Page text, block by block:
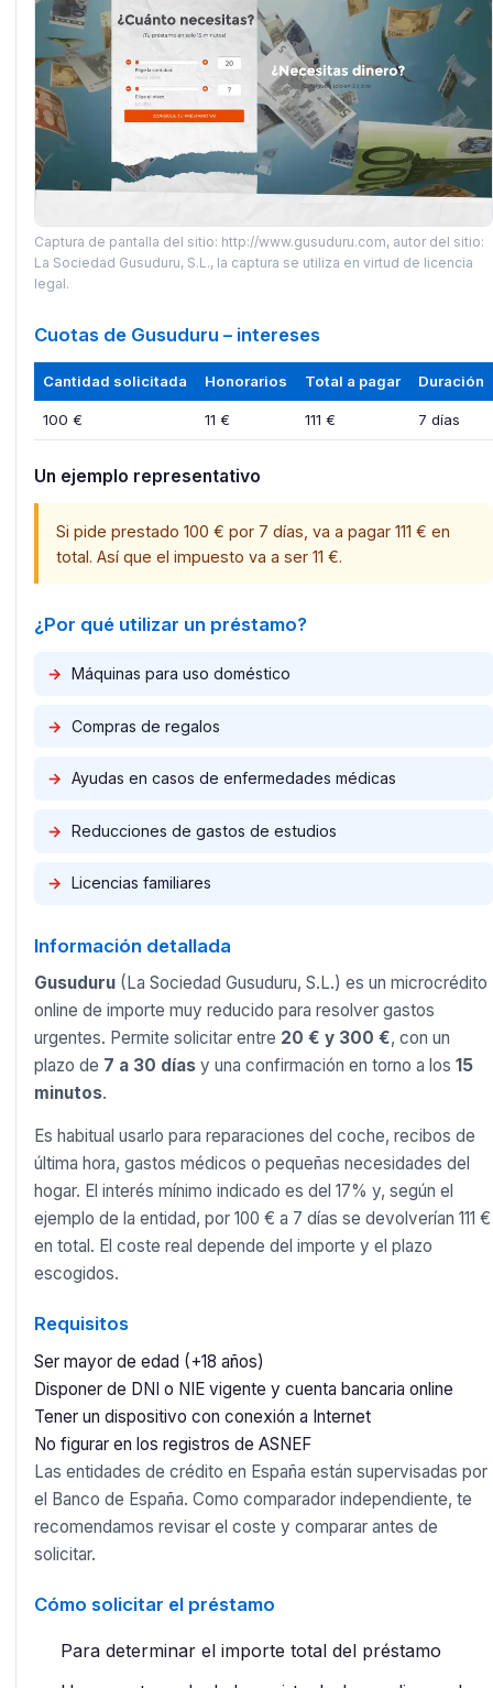
Captura de pantalla del sitio: http://www.gusuduru.com, autor del sitio:
La Sociedad Gusuduru, S.L., la captura se utiliza en virtud de licencia
legal.
Cuotas de Gusuduru – intereses
Cantidad solicitada Honorarios Total a pagar Duración
100 € 11 € 111 € 7 días
Un ejemplo representativo
Si pide prestado 100 € por 7 días, va a pagar 111 € en
total. Así que el impuesto va a ser 11 €.​
¿Por qué utilizar un préstamo?
→ Máquinas para uso doméstico
→ Compras de regalos
→ Ayudas en casos de enfermedades médicas
→ Reducciones de gastos de estudios
→ Licencias familiares
Información detallada
Gusuduru(La Sociedad Gusuduru, S.L.) es un microcrédito
online de importe muy reducido para resolver gastos
urgentes. Permite solicitar entre 20 € y 300 €, con un
plazo de 7 a 30 díasy una confirmación en torno a los 15
minutos.
Es habitual usarlo para reparaciones del coche, recibos de
última hora, gastos médicos o pequeñas necesidades del
hogar. El interés mínimo indicado es del 17% y, según el
ejemplo de la entidad, por 100 € a 7 días se devolverían 111 €
en total. El coste real depende del importe y el plazo
escogidos.
Requisitos
Ser mayor de edad (+18 años)
Disponer de DNI o NIE vigente y cuenta bancaria online
Tener un dispositivo con conexión a Internet
No figurar en los registros de ASNEF
Las entidades de crédito en España están supervisadas por
el Banco de España. Como comparador independiente, te
recomendamos revisar el coste y comparar antes de
solicitar.
Cómo solicitar el préstamo
Para determinar el importe total del préstamo